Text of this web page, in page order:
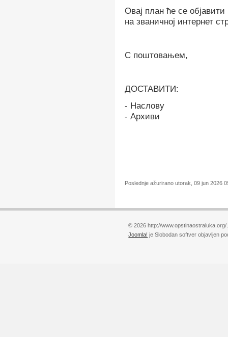
Овај план ће се
на званичној интернет
С поштовањем,
ДОСТАВИТИ:
- Наслову
- Архиви
Poslednje ažurirano utorak, 09 jun 2026
© 2026 http://
Joomla! je Slobodan softver objavljen